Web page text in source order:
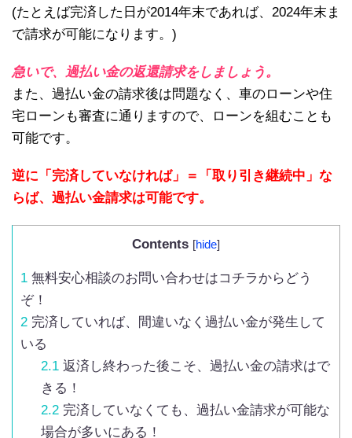
(たとえば完済した日が2014年末であれば、2024年末ま
で請求が可能になります。)
急いで、過払い金の返還請求をしましょう。
また、過払い金の請求後は問題なく、車のローンや住
宅ローンも審査に通りますので、ローンを組むことも
可能です。
逆に「完済していなければ」＝「取り引き継続中」な
らば、過払い金請求は可能です。
Contents [hide]
1 無料安心相談のお問い合わせはコチラからどう
ぞ！
2 完済していれば、間違いなく過払い金が発生して
いる
2.1返済し終わった後こそ、過払い金の請求はで
きる！
2.2完済していなくても、過払い金請求が可能な
場合が多いにある！